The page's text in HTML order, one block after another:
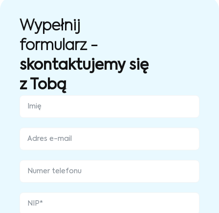
Wypełnij
formularz -
skontaktujemy się
z Tobą